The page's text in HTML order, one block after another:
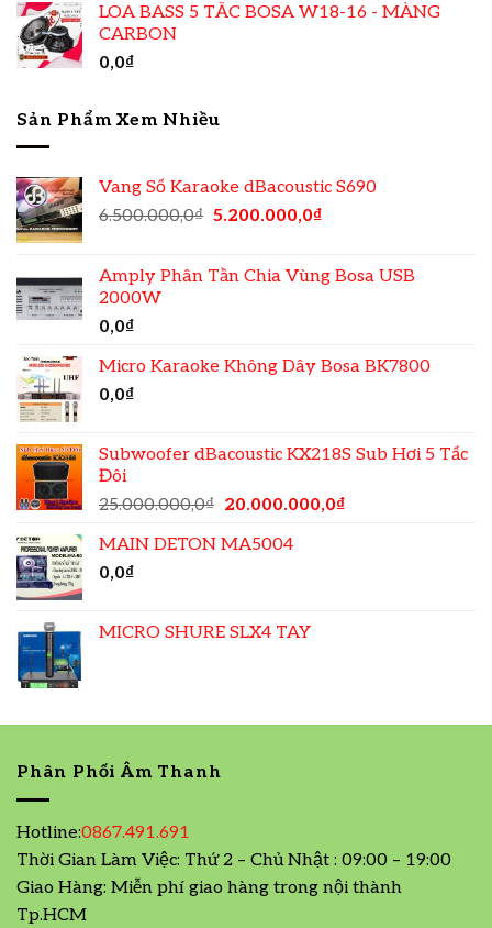
LOA BASS 5 TẤC BOSA W18-16 - MÀNG
CARBON
0,0₫
Sản Phẩm Xem Nhiều
Vang Số Karaoke dBacoustic S690
6.500.000,0₫ 5.200.000,0₫
Amply Phân Tần Chia Vùng Bosa USB
2000W
0,0₫
Micro Karaoke Không Dây Bosa BK7800
0,0₫
Subwoofer dBacoustic KX218S Sub Hơi 5 Tấc
Đôi
25.000.000,0₫ 20.000.000,0₫
MAIN DETON MA5004
0,0₫
MICRO SHURE SLX4 TAY
Phân Phối Âm Thanh
Hotline:0867.491.691
Thời Gian Làm Việc: Thứ 2 – Chủ Nhật : 09:00 – 19:00
Giao Hàng: Miễn phí giao hàng trong nội thành
Tp.HCM